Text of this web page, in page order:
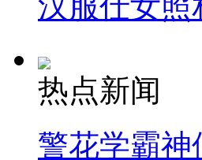
热点新闻
警花学霸